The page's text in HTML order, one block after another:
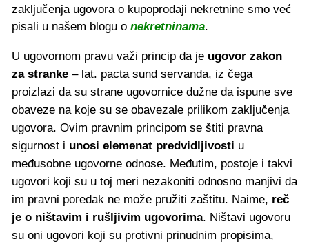
zaključenja ugovora o kupoprodaji nekretnine smo već
pisali u našem blogu o nekretninama.
U ugovornom pravu važi princip da je ugovor zakon
za stranke – lat. pacta sund servanda, iz čega
proizlazi da su strane ugovornice dužne da ispune sve
obaveze na koje su se obavezale prilikom zaključenja
ugovora. Ovim pravnim principom se štiti pravna
sigurnost i unosi elemenat predvidljivosti u
međusobne ugovorne odnose. Međutim, postoje i takvi
ugovori koji su u toj meri nezakoniti odnosno manjivi da
im pravni poredak ne može pružiti zaštitu. Naime, reč
je o ništavim i rušljivim ugovorima. Ništavi ugovoru
su oni ugovori koji su protivni prinudnim propisima,